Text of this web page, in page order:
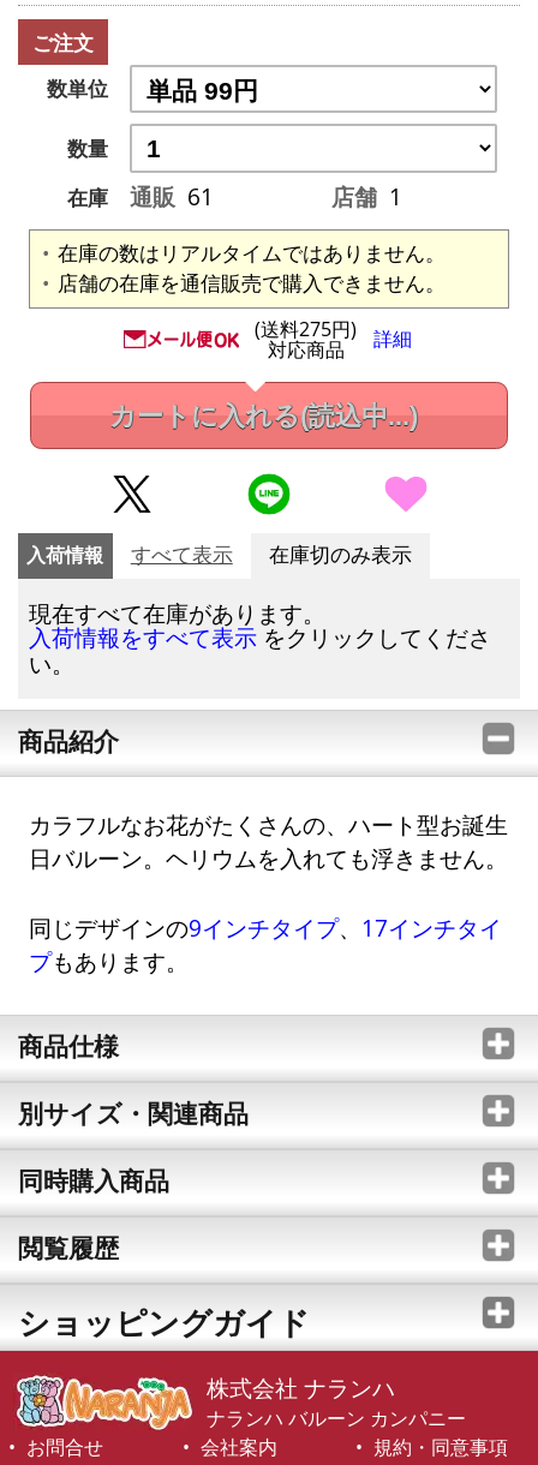
ご注文
数単位
数量
在庫
通販 61 店舗 1
在庫の数はリアルタイムではありません。
店舗の在庫を通信販売で購入できません。
(送料275円)
対応商品 詳細
カートに入れる(読込中...)
入荷情報 すべて表示 在庫切のみ表示
現在すべて在庫があります。
入荷情報をすべて表示 をクリックしてくださ
い。
商品紹介
カラフルなお花がたくさんの、ハート型お誕生
日バルーン。ヘリウムを入れても浮きません。
同じデザインの9インチタイプ、 17インチタイ
プもあります。
商品仕様
別サイズ・関連商品
同時購入商品
閲覧履歴
ショッピングガイド
株式会社 ナランハ
ナランハ バルーン カンパニー
お問合せ
会社案内 規約・同意事項